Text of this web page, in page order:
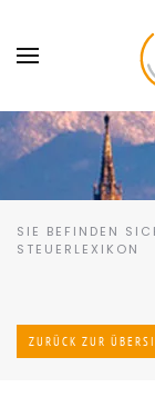
SIE BEFINDEN
STEUERLEXIKON
ZURÜCK ZUR